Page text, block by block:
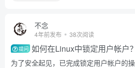
不念
4年前发布 38次阅读
提问 如何在Linux中锁定用户帐户？
为了安全起见，已完成锁定用户帐户的